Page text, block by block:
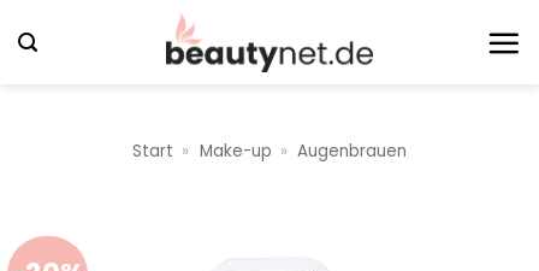
Inhalt
Start » Make-up » Augenbrauen